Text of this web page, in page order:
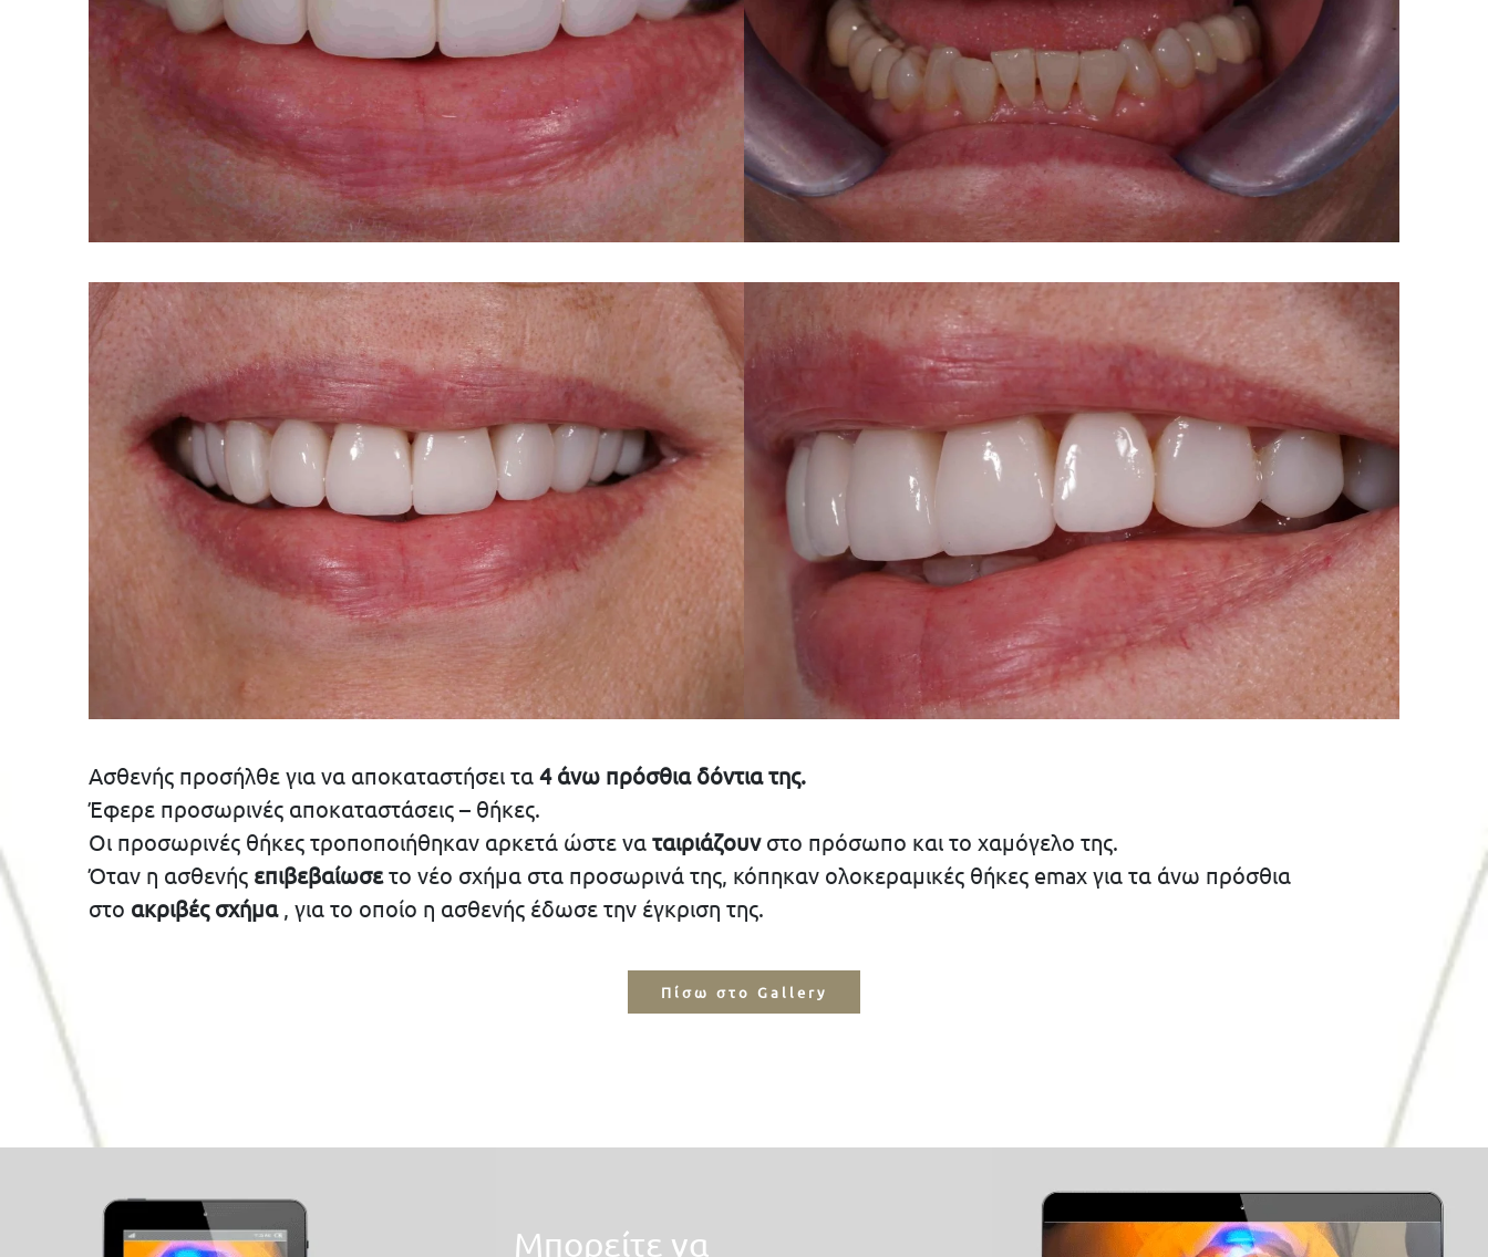
Ασθενής προσήλθε για να αποκαταστήσει τα 4 άνω πρόσθια δόντια της.
Έφερε προσωρινές αποκαταστάσεις – θήκες.
Οι προσωρινές θήκες τροποποιήθηκαν αρκετά ώστε να ταιριάζουνστο πρόσωπο και το χαμόγελο της.
Όταν η ασθενής επιβεβαίωσε το νέο σχήμα στα προσωρινά της, κόπηκαν ολοκεραμικές θήκες emax για τα άνω πρόσθια
στο ακριβές σχήμα, για το οποίο η ασθενής έδωσε την έγκριση της.
Πίσω στο Gallery
Mπορείτε να